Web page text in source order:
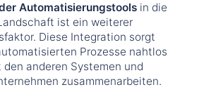
Automatisierungstoolsin die
ist ein weiterer
Diese Integration sorgt
Prozesse nahtlos
anderen Systemen und
zusammenarbeiten.